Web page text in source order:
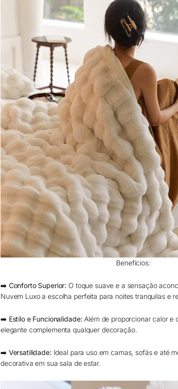
Benefícios:
➡️ Conforto Superior: O toque suave e a sensação
Nuvem Luxo a escolha perfeita para noites tranquilas e
➡️ Estilo e Funcionalidade: Além de proporcionar calor e
elegante complementa qualquer decoração.
➡️ Versatilidade: Ideal para uso em camas, sofás e até
decorativa em sua sala de estar.